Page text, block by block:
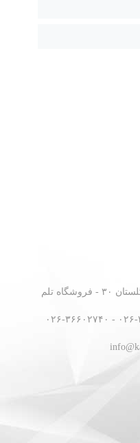
کرج - جاده فردیس - نبش گلستان ۳۰ - فروشگاه تلم